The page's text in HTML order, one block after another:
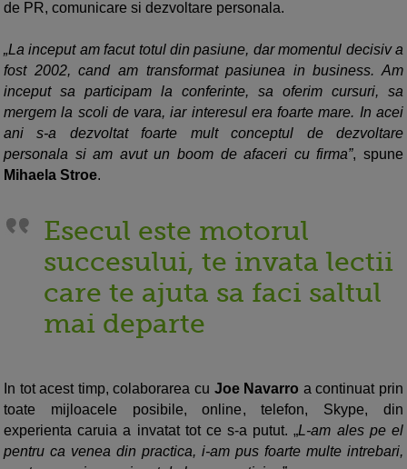
de PR, comunicare si dezvoltare personala.
„La inceput am facut totul din pasiune, dar momentul decisiv a
fost 2002, cand am transformat pasiunea in business. Am
inceput sa participam la conferinte, sa oferim cursuri, sa
mergem la scoli de vara, iar interesul era foarte mare. In acei
ani s-a dezvoltat foarte mult conceptul de dezvoltare
personala si am avut un boom de afaceri cu firma”, spune
Mihaela Stroe.
Esecul este motorul
succesului, te invata lectii
care te ajuta sa faci saltul
mai departe
In tot acest timp, colaborarea cu Joe Navarro a continuat prin
toate mijloacele posibile, online, telefon, Skype, din
experienta caruia a invatat tot ce s-a putut. „L-am ales pe el
pentru ca venea din practica, i-am pus foarte multe intrebari,